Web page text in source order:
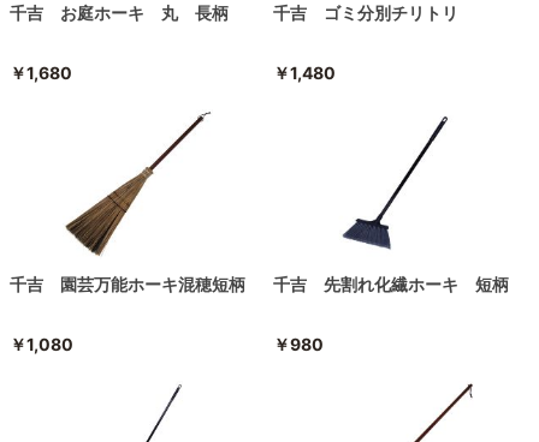
千吉 お庭ホーキ 丸 長柄
￥1,680
千吉 ゴミ分別チリトリ
￥1,480
千吉 園芸万能ホーキ混穂短柄
￥1,080
千吉 先割れ化繊ホーキ 短柄
￥980